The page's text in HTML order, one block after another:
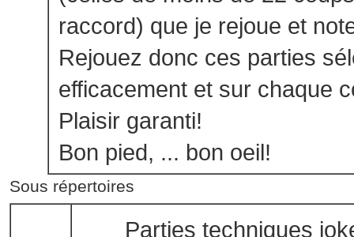
raccord) que je rejoue et
Rejouez donc ces parties
efficacement et sur chaque
Plaisir garanti!
Bon pied, ... bon oeil!
Sous répertoires
Parties techniques